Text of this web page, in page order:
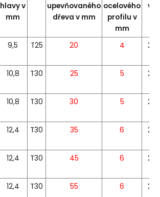
hlavy v
mm
upevňovaného
dřeva v mm
ocelového
profilu v
mm
v
9,5 T25 20 4
10,8 T30 25 5
10,8 T30 30 5
12,4 T30 35 6
12,4 T30 45 6
12,4 T30 55 6